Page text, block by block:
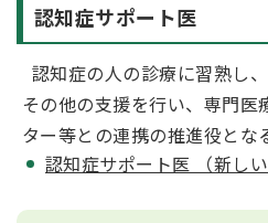
認知症サポート医
認知症の人の診療に習熟し
その他の支援を行い、専門
ター等との連携の推進役とな
認知症サポート医 （新し